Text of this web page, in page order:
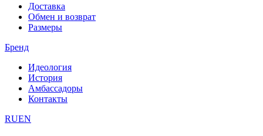
Доставка
Обмен и возврат
Размеры
Бренд
Идеология
История
Амбассадоры
Контакты
RUEN